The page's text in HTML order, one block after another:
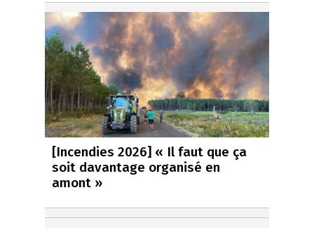
[Incendies 2026] « Il faut que ça
soit davantage organisé en
amont »